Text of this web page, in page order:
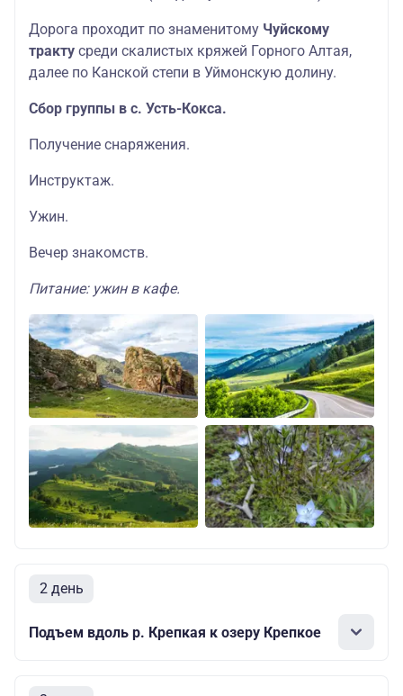
Дорога проходит по знаменитому Чуйскому
тракту среди скалистых кряжей Горного Алтая,
далее по Канской степи в Уймонскую долину.
Сбор группы в с. Усть-Кокса.
Получение снаряжения.
Инструктаж.
Ужин.
Вечер знакомств.
Питание: ужин в кафе.
2 день
Подъем вдоль р. Крепкая к озеру Крепкое